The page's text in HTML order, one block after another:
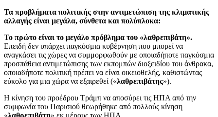
Τα προβλήματα πολιτικής στην αντιμετώπιση της κλιματικής
αλλαγής είναι μεγάλα, σύνθετα και πολύπλοκα:
Το πρώτο είναι το μεγάλο πρόβλημα του «λαθρεπιβάτη».
Επειδή δεν υπάρχει παγκόσμια κυβέρνηση που μπορεί να
αναγκάσει τις χώρες να συμμορφωθούν με οποιαδήποτε παγκόσμια
προσπάθεια αντιμετώπισης των εκπομπών διοξειδίου του άνθρακα,
οποιαδήποτε πολιτική πρέπει να είναι οικειοθελής, καθιστώντας
εύκολο για μια χώρα να εξαιρεθεί («λαθρεπιβάτης»).
Η κίνηση του προέδρου Τράμπ να αποσύρει τις ΗΠΑ από την
συμφωνία του Παρισιού θεωρήθηκε από πολλούς κίνηση
«λαθρεπιβάτη» εκ μέρους των ΗΠΑ.